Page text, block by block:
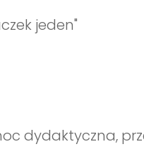
jeden"
dydaktyczna,